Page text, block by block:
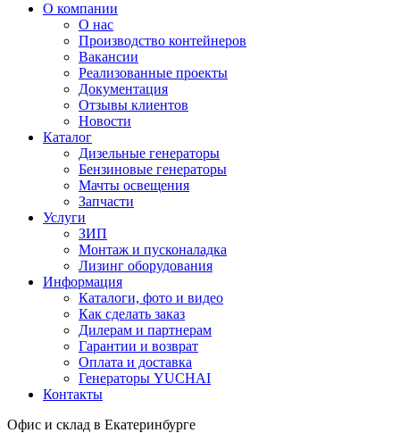
О компании
О нас
Производство контейнеров
Вакансии
Реализованные проекты
Документация
Отзывы клиентов
Новости
Каталог
Дизельные генераторы
Бензиновые генераторы
Мачты освещения
Запчасти
Услуги
ЗИП
Монтаж и пусконаладка
Лизинг оборудования
Информация
Каталоги, фото и видео
Как сделать заказ
Дилерам и партнерам
Гарантии и возврат
Оплата и доставка
Генераторы YUCHAI
Контакты
Офис и склад в Екатеринбурге